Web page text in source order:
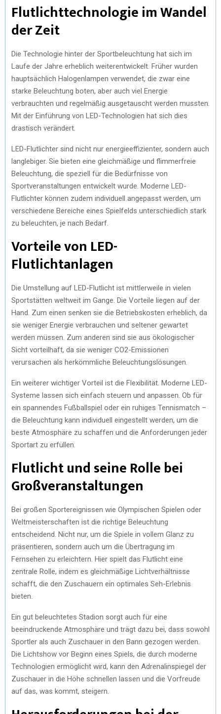
Flutlichttechnologie im Wandel
der Zeit
Die Technologie hinter der Sportbeleuchtung hat sich im
Laufe der Jahre erheblich weiterentwickelt. Früher wurden
hauptsächlich Halogenlampen verwendet, die zwar eine
starke Beleuchtung boten, aber auch viel Energie
verbrauchten und regelmäßig ausgetauscht werden mussten.
Mit der Einführung von LED-Technologien hat sich dies
drastisch verändert.
LED-Flutlichter sind nicht nur energieeffizienter, sondern auch
langlebiger. Sie bieten eine gleichmäßige und flimmerfreie
Beleuchtung, die speziell für die Bedürfnisse von
Sportveranstaltungen entwickelt wurde. Moderne LED-
Flutlichter können zudem individuell angepasst werden, um
verschiedene Bereiche eines Spielfelds unterschiedlich stark
zu beleuchten, je nach Bedarf.
Vorteile von LED-
Flutlichtanlagen
Die Umstellung auf LED-Flutlicht ist mittlerweile in vielen
Sportstätten weltweit im Gange. Die Vorteile liegen auf der
Hand. Zum einen senken sie die Betriebskosten erheblich, da
sie weniger Energie verbrauchen und seltener gewartet
werden müssen. Zum anderen sind sie aus ökologischer
Sicht vorteilhaft, da sie weniger CO2-Emissionen
verursachen als herkömmliche Beleuchtungslösungen.
Ein weiterer wichtiger Vorteil ist die Flexibilität. Moderne LED-
Systeme lassen sich einfach steuern und anpassen. Ob für
ein spannendes Fußballspiel oder ein ruhiges Tennismatch –
die Beleuchtung kann individuell eingestellt werden, um die
beste Atmosphäre zu schaffen und die Anforderungen jeder
Sportart zu erfüllen.
Flutlicht und seine Rolle bei
Großveranstaltungen
Bei großen Sportereignissen wie Olympischen Spielen oder
Weltmeisterschaften ist die richtige Beleuchtung
entscheidend. Nicht nur, um die Spiele in vollem Glanz zu
präsentieren, sondern auch um die Übertragung im
Fernsehen zu erleichtern. Hier spielt das Flutlicht eine
zentrale Rolle, indem es gleichmäßige Lichtverhältnisse
schafft, die den Zuschauern ein optimales Seh-Erlebnis
bieten.
Ein gut beleuchtetes Stadion sorgt auch für eine
beeindruckende Atmosphäre und trägt dazu bei, dass sowohl
Sportler als auch Zuschauer in den Bann gezogen werden.
Die Lichtshow vor Beginn eines Spiels, die durch moderne
Technologien ermöglicht wird, kann den Adrenalinspiegel der
Zuschauer in die Höhe schnellen lassen und die Vorfreude
auf das, was kommt, steigern.